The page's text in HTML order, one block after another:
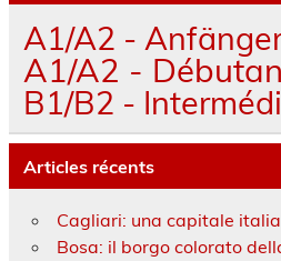
A1/A2 -
A1/A2 -
B1/B2 -
Articles récents
Cagliari: una capitale
Bosa: il borgo colorato